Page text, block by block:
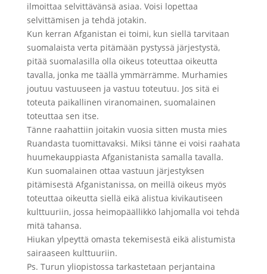
ilmoittaa selvittävänsä asiaa. Voisi lopettaa
selvittämisen ja tehdä jotakin.
Kun kerran Afganistan ei toimi, kun siellä tarvitaan
suomalaista verta pitämään pystyssä järjestystä,
pitää suomalasilla olla oikeus toteuttaa oikeutta
tavalla, jonka me täällä ymmärrämme. Murhamies
joutuu vastuuseen ja vastuu toteutuu. Jos sitä ei
toteuta paikallinen viranomainen, suomalainen
toteuttaa sen itse.
Tänne raahattiin joitakin vuosia sitten musta mies
Ruandasta tuomittavaksi. Miksi tänne ei voisi raahata
huumekauppiasta Afganistanista samalla tavalla.
Kun suomalainen ottaa vastuun järjestyksen
pitämisestä Afganistanissa, on meillä oikeus myös
toteuttaa oikeutta siellä eikä alistua kivikautiseen
kulttuuriin, jossa heimopäällikkö lahjomalla voi tehdä
mitä tahansa.
Hiukan ylpeyttä omasta tekemisestä eikä alistumista
sairaaseen kulttuuriin.
Ps. Turun yliopistossa tarkastetaan perjantaina